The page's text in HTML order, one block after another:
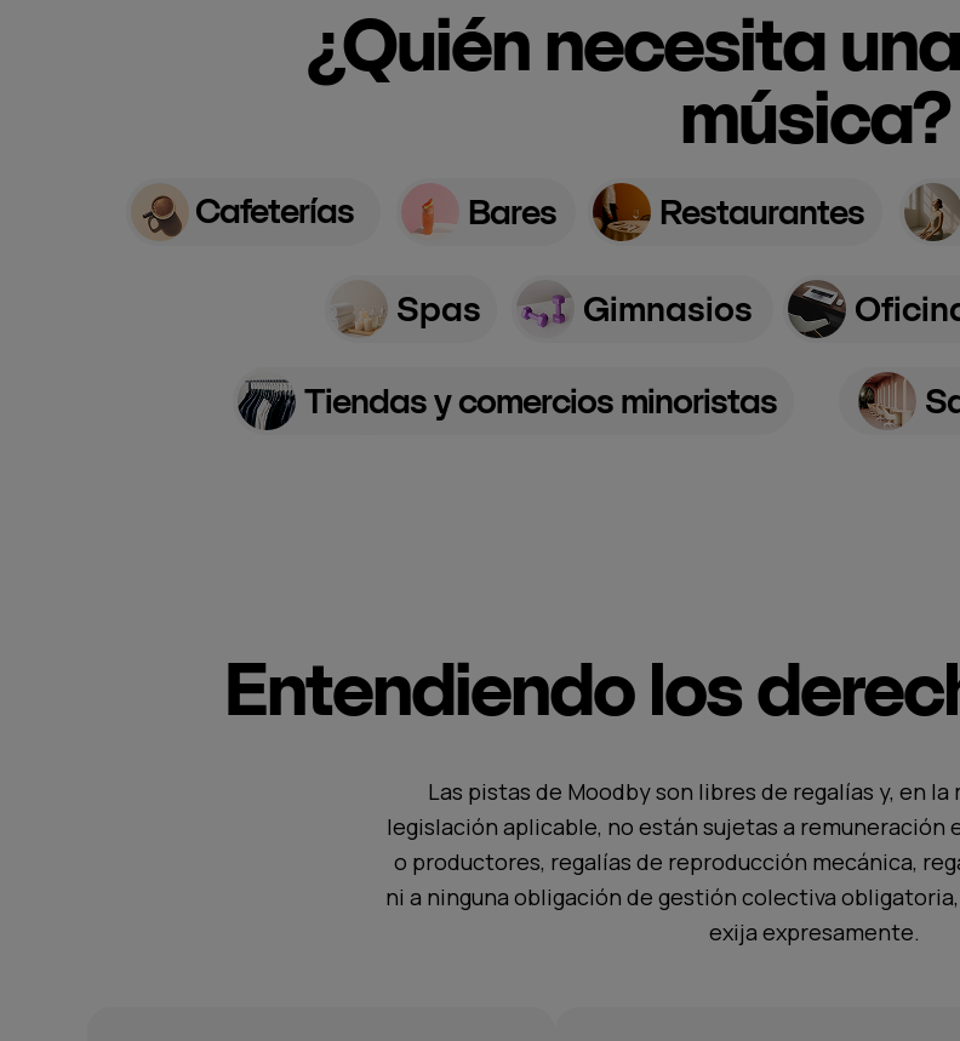
Tiendas y comercios minoristas
¿Quién necesita
música?
Cafeterías Bares Restaurantes
Spas Gimnasios
Las pistas de Moodby son libres de regalías y, en
legislación aplicable, no están sujetas a
o productores, regalías de reproducción mecánica,
ni a ninguna obligación de gestión colectiva
exija expresamente.
Entendiendo los